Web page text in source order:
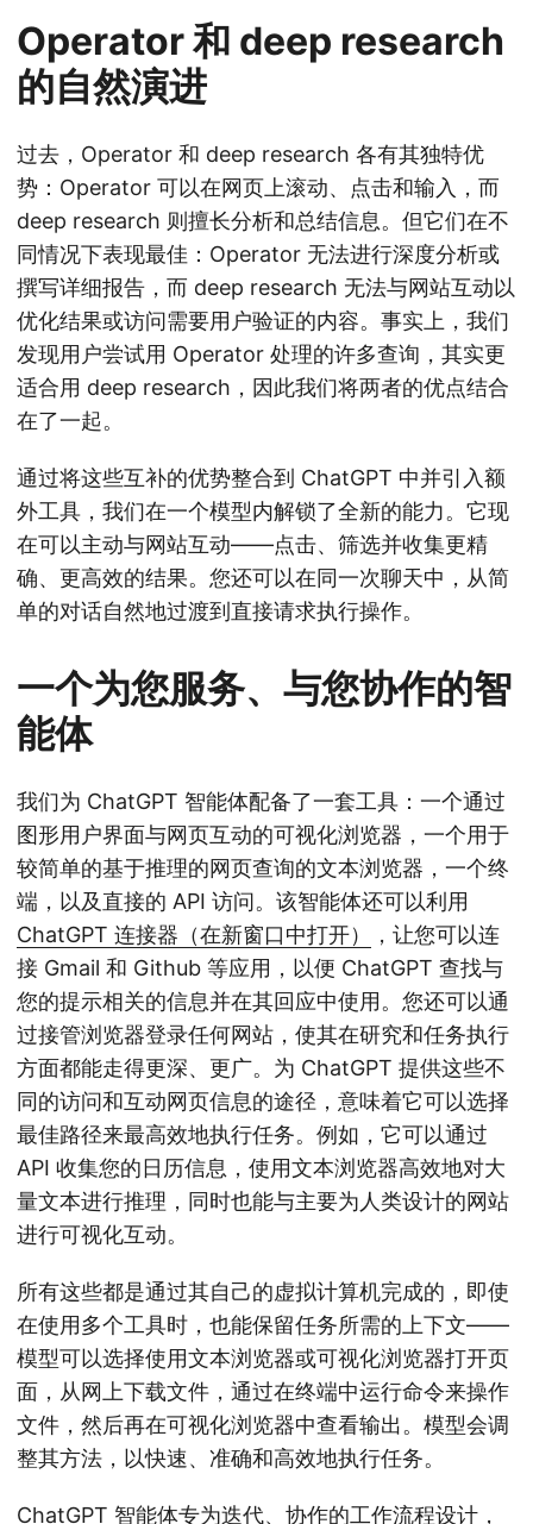
Operator 和 deep research
的自然演进
过去，Operator 和 deep research 各有其独特优
势：Operator 可以在网页上滚动、点击和输入，而
deep research 则擅长分析和总结信息。但它们在不
同情况下表现最佳：Operator 无法进行深度分析或
撰写详细报告，而 deep research 无法与网站互动以
优化结果或访问需要用户验证的内容。事实上，我们
发现用户尝试用 Operator 处理的许多查询，其实更
适合用 deep research，因此我们将两者的优点结合
在了一起。
通过将这些互补的优势整合到 ChatGPT 中并引入额
外工具，我们在一个模型内解锁了全新的能力。它现
在可以主动与网站互动——点击、筛选并收集更精
确、更高效的结果。您还可以在同一次聊天中，从简
单的对话自然地过渡到直接请求执行操作。
一个为您服务、与您协作的智
能体
我们为 ChatGPT 智能体配备了一套工具：一个通过
图形用户界面与网页互动的可视化浏览器，一个用于
较简单的基于推理的网页查询的文本浏览器，一个终
端，以及直接的 API 访问。该智能体还可以利用
ChatGPT 连接器（在新窗口中打开）
，让您可以连
接 Gmail 和 Github 等应用，以便 ChatGPT 查找与
您的提示相关的信息并在其回应中使用。您还可以通
过接管浏览器登录任何网站，使其在研究和任务执行
方面都能走得更深、更广。为 ChatGPT 提供这些不
同的访问和互动网页信息的途径，意味着它可以选择
最佳路径来最高效地执行任务。例如，它可以通过
API 收集您的日历信息，使用文本浏览器高效地对大
量文本进行推理，同时也能与主要为人类设计的网站
进行可视化互动。
所有这些都是通过其自己的虚拟计算机完成的，即使
在使用多个工具时，也能保留任务所需的上下文——
模型可以选择使用文本浏览器或可视化浏览器打开页
面，从网上下载文件，通过在终端中运行命令来操作
文件，然后再在可视化浏览器中查看输出。模型会调
整其方法，以快速、准确和高效地执行任务。
ChatGPT 智能体专为迭代、协作的工作流程设计，